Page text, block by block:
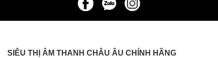
SIÊU THỊ ÂM THANH CHÂU ÂU CHÍNH HÃNG